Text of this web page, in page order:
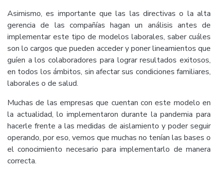
Asimismo, es importante que las las directivas o la alta
gerencia de las compañías hagan un análisis antes de
implementar este tipo de modelos laborales, saber cuáles
son lo cargos que pueden acceder y poner lineamientos que
guíen a los colaboradores para lograr resultados exitosos,
en todos los ámbitos, sin afectar sus condiciones familiares,
laborales o de salud.
Muchas de las empresas que cuentan con este modelo en
la actualidad, lo implementaron durante la pandemia para
hacerle frente a las medidas de aislamiento y poder seguir
operando, por eso, vemos que muchas no tenían las bases o
el conocimiento necesario para implementarlo de manera
correcta.